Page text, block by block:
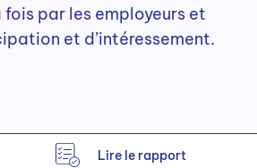
par les employeurs et
et d’intéressement.
Lire le rapport